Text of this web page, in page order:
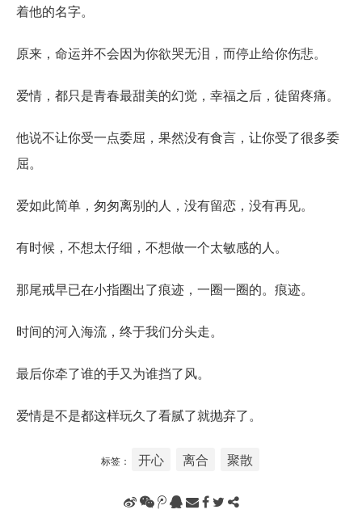
着他的名字。
原来，命运并不会因为你欲哭无泪，而停止给你伤悲。
爱情，都只是青春最甜美的幻觉，幸福之后，徒留疼痛。
他说不让你受一点委屈，果然没有食言，让你受了很多委
屈。
爱如此简单，匆匆离别的人，没有留恋，没有再见。
有时候，不想太仔细，不想做一个太敏感的人。
那尾戒早已在小指圈出了痕迹，一圈一圈的。痕迹。
时间的河入海流，终于我们分头走。
最后你牵了谁的手又为谁挡了风。
爱情是不是都这样玩久了看腻了就抛弃了。
标签： 开心 离合 聚散